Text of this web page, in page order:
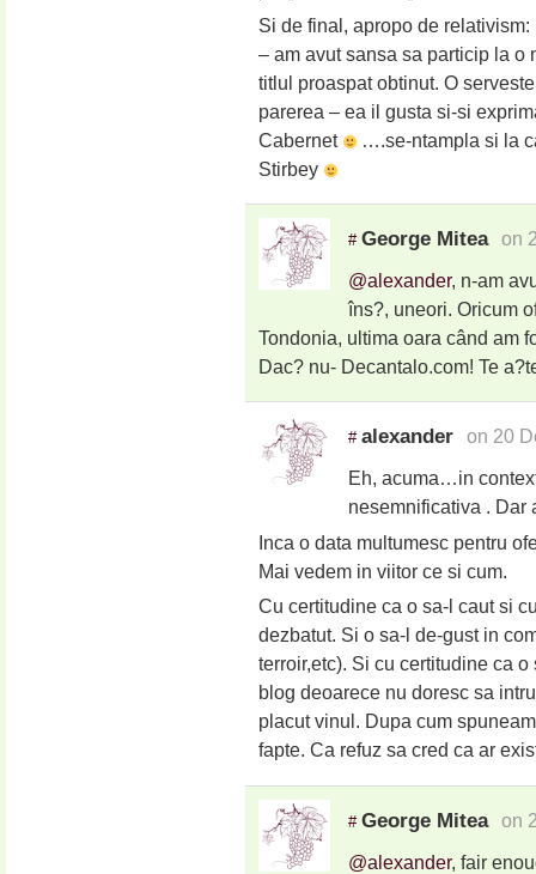
Si de final, apropo de relativism:
– am avut sansa sa particip la o
titlul proaspat obtinut. O
parerea – ea il gusta si-si
Cabernet
….se-ntampla si la
Stirbey
# George Mitea on
@alexander, n-am
îns?, uneori. Oricum
Tondonia, ultima oara când am
Dac? nu- Decantalo.com! Te
# alexander on 20
Eh, acuma…in
nesemnificativa . Dar
Inca o data multumesc pentru
Mai vedem in viitor ce si cum.
Cu certitudine ca o sa-l caut si
dezbatut. Si o sa-l de-gust in
terroir,etc). Si cu certitudine ca
blog deoarece nu doresc sa
placut vinul. Dupa cum
fapte. Ca refuz sa cred ca ar
# George Mitea on
@alexander, fair